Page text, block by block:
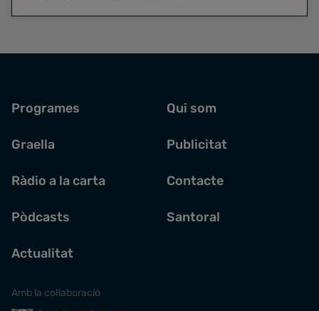
Programes
Graella
Ràdio a la carta
Pòdcasts
Actualitat
Qui som
Publicitat
Contacte
Santoral
Amb la col·laboració